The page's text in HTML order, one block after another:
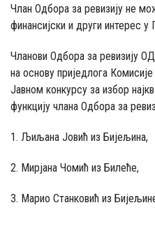
Члан Одбора за ревизију не
финансијски и други интерес у
Чланови Одбора за ревизију
на основу приједлога
Јавном конкурсу за избор
функцију члана Одбора за
1. Љиљана Јовић из Бијељина,
2. Мирјана Чомић из Билеће,
3. Марио Станковић из